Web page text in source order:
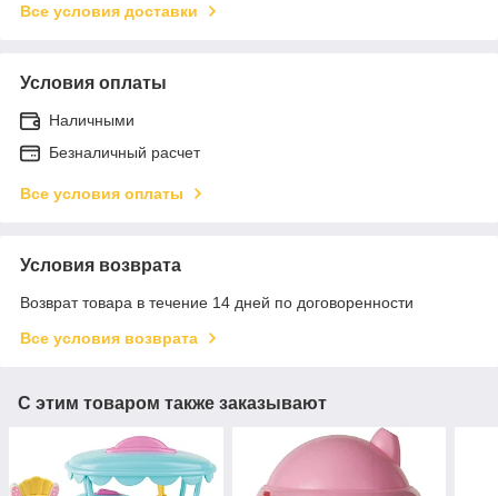
Все условия доставки
Условия оплаты
Наличными
Безналичный расчет
Все условия оплаты
Условия возврата
Возврат товара в течение 14 дней по договоренности
Все условия возврата
С этим товаром также заказывают